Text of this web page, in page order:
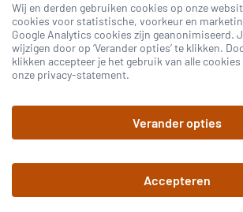
Nascholing Nieuws
Congressen
Wij en derden gebruiken cookies op onze
cookies voor statistische, voorkeur en
Google Analytics cookies zijn geanonimiseerd.
wijzigen door op ‘Verander opties’ te klikken.
klikken accepteer je het gebruik van alle
onze privacy-statement.
Verander opties
Accepteren